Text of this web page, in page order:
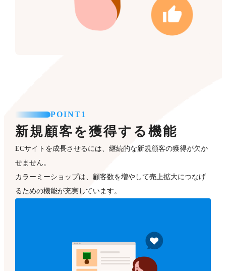
POINT1
新規顧客を獲得する機能
ECサイトを成長させるには、継続的な新規顧客の獲得が欠か
せません。
カラーミーショップは、顧客数を増やして売上拡大につなげ
るための機能が充実しています。